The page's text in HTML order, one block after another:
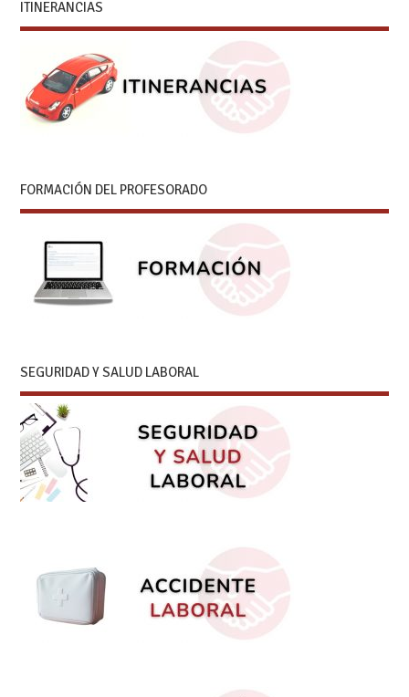
ITINERANCIAS
FORMACIÓN DEL PROFESORADO
SEGURIDAD Y SALUD LABORAL